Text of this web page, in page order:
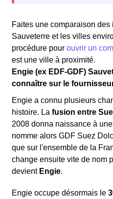
Faites une comparaison des
Sauveterre et les villes
procédure pour ouvrir un
est une ville à proximité.
Engie (ex EDF-GDF)
connaître sur le
Engie a connu plusieurs
histoire. La fusion entre
2008 donna naissance à
nomme alors GDF Suez
que sur l'ensemble de la
change ensuite vite de nom
devient Engie.
Engie occupe désormais le